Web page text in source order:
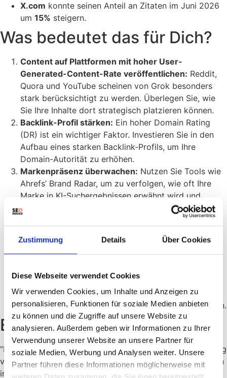
Zustimmung Details Über Cookies
Diese Webseite verwendet Cookies
Wir verwenden Cookies, um Inhalte und Anzeigen zu
personalisieren, Funktionen für soziale Medien anbieten
zu können und die Zugriffe auf unsere Website zu
analysieren. Außerdem geben wir Informationen zu Ihrer
Verwendung unserer Website an unsere Partner für
soziale Medien, Werbung und Analysen weiter. Unsere
Partner führen diese Informationen möglicherweise mit
X.com konnte seinen Anteil an Zitaten im Juni 2026
um 15% steigern.
Was bedeutet das für Dich?
Content auf Plattformen mit hoher User-
Generated-Content-Rate veröffentlichen: Reddit,
Quora und YouTube scheinen von Grok besonders
stark berücksichtigt zu werden. Überlegen Sie, wie
Sie Ihre Inhalte dort strategisch platzieren können.
Backlink-Profil stärken: Ein hoher Domain Rating
(DR) ist ein wichtiger Faktor. Investieren Sie in den
Aufbau eines starken Backlink-Profils, um Ihre
Domain-Autorität zu erhöhen.
Markenpräsenz überwachen: Nutzen Sie Tools wie
Ahrefs’ Brand Radar, um zu verfolgen, wie oft Ihre
Marke in KI-Suchergebnissen erwähnt wird und
welche Konkurrenten am besten abschneiden.
Passen Sie Ihre
Vorlieben der jeweiligen Communitys an, um die
Wahrscheinlichkeit von Zitaten zu erhöhen.
Grok tendenziell auf etablierte und autoritäre
Webseiten zurückgreift. Bauen Sie Ihre Marke und
Reputation auf, um in diesem Umfeld relevant zu sein.
Experten-Meinung
“Die Ergebnisse unterstreichen die zunehmende Bedeutung
von User-Generated-Content und Community-Plattformen
im KI-gesteuerten Informationszugang,” erklärt Ryan Law,